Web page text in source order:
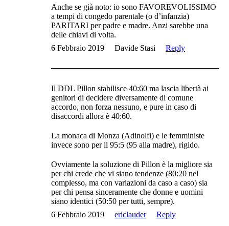
Anche se già noto: io sono FAVOREVOLISSIMO
a tempi di congedo parentale (o d’infanzia)
PARITARI per padre e madre. Anzi sarebbe una
delle chiavi di volta.
6 Febbraio 2019
Davide Stasi Reply
Il DDL Pillon stabilisce 40:60 ma lascia libertà ai
genitori di decidere diversamente di comune
accordo, non forza nessuno, e pure in caso di
disaccordi allora è 40:60.
La monaca di Monza (Adinolfi) e le femministe
invece sono per il 95:5 (95 alla madre), rigido.
Ovviamente la soluzione di Pillon è la migliore sia
per chi crede che vi siano tendenze (80:20 nel
complesso, ma con variazioni da caso a caso) sia
per chi pensa sinceramente che donne e uomini
siano identici (50:50 per tutti, sempre).
6 Febbraio 2019
ericlauder Reply